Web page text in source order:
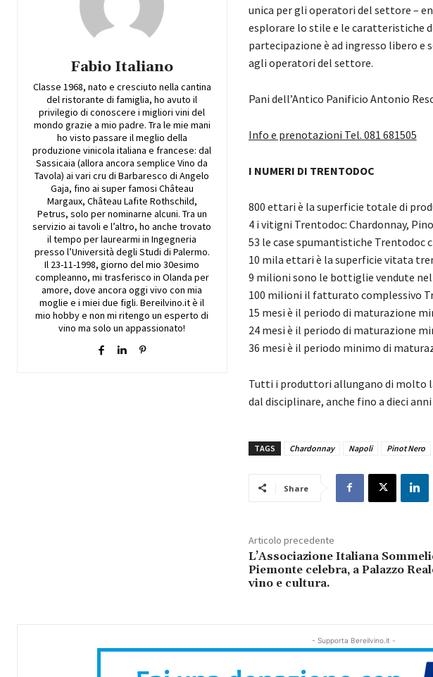
Fabio Italiano
Classe 1968, nato e cresciuto nella cantina
del ristorante di famiglia, ho avuto il
privilegio di conoscere i migliori vini del
mondo grazie a mio padre. Tra le mie mani
ho visto passare il meglio della
produzione vinicola italiana e francese: dal
Sassicaia (allora ancora semplice Vino da
Tavola) ai vari cru di Barbaresco di Angelo
Gaja, fino ai super famosi Château
Margaux, Château Lafite Rothschild,
Petrus, solo per nominarne alcuni. Tra un
servizio ai tavoli e l’altro, ho anche trovato
il tempo per laurearmi in Ingegneria
presso l’Università degli Studi di Palermo.
Il 23-11-1998, giorno del mio 30esimo
compleanno, mi trasferisco in Olanda per
amore, dove ancora oggi vivo con mia
moglie e i miei due figli. Bereilvino.it è il
mio hobby e non mi ritengo un esperto di
vino ma solo un appassionato!
unica per gli operatori del settore –
esplorare lo stile e le caratteristiche
partecipazione è ad ingresso libero
agli operatori del settore.
Pani dell’Antico Panificio Antonio
Info e prenotazioni Tel. 081 681505
I NUMERI DI TRENTODOC
800 ettari è la superficie totale di
4 i vitigni Trentodoc: Chardonnay,
53 le case spumantistiche
10 mila ettari è la superficie vitata
9 milioni sono le bottiglie vendute nel
100 milioni il fatturato complessivo
15 mesi è il periodo di maturazione
24 mesi è il periodo di maturazione
36 mesi è il periodo minimo di
Tutti i produttori allungano di molto
dal disciplinare, anche fino a dieci anni
TAGS Chardonnay Napoli Pinot Nero
Share
Articolo precedente
L’Associazione Italiana
Piemonte celebra, a Palazzo
vino e cultura.
- Supporta Bereilvino.it -